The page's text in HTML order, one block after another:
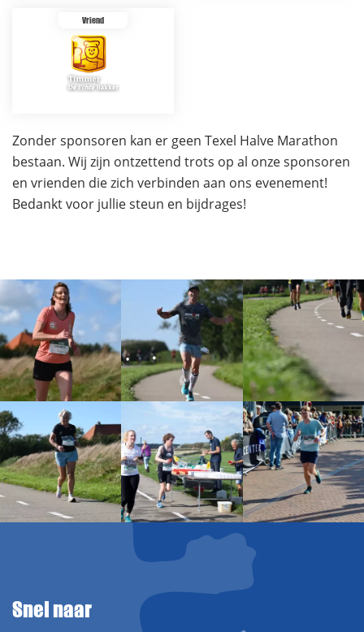
Vriend
Zonder sponsoren kan er geen Texel Halve Marathon
bestaan. Wij zijn ontzettend trots op al onze sponsoren
en vrienden die zich verbinden aan ons evenement!
Bedankt voor jullie steun en bijdrages!
Snel naar